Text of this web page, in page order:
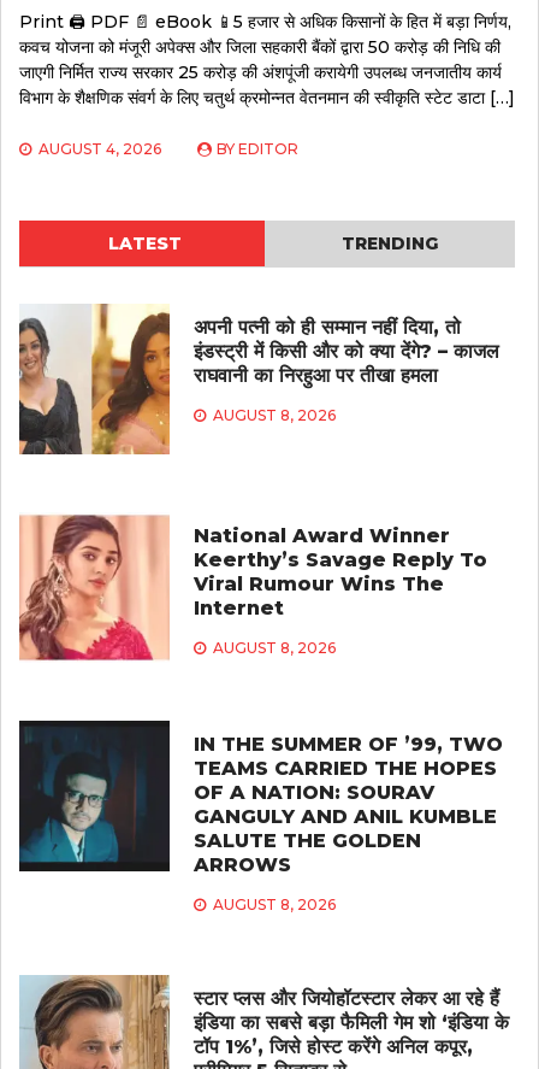
Print 🖨 PDF 📄 eBook 📱5 हजार से अधिक किसानों के हित में बड़ा निर्णय,
कवच योजना को मंजूरी अपेक्स और जिला सहकारी बैंकों द्वारा 50 करोड़ की निधि की
जाएगी निर्मित राज्य सरकार 25 करोड़ की अंशपूंजी करायेगी उपलब्ध जनजातीय कार्य
विभाग के शैक्षणिक संवर्ग के लिए चतुर्थ क्रमोन्नत वेतनमान की स्वीकृति स्टेट डाटा […]
AUGUST 4, 2026 BY EDITOR
LATEST TRENDING
अपनी पत्नी को ही सम्मान नहीं दिया, तो
इंडस्ट्री में किसी और को क्या देंगे? – काजल
राघवानी का निरहुआ पर तीखा हमला
AUGUST 8, 2026
National Award Winner
Keerthy’s Savage Reply To
Viral Rumour Wins The
Internet
AUGUST 8, 2026
IN THE SUMMER OF ’99, TWO
TEAMS CARRIED THE HOPES
OF A NATION: SOURAV
GANGULY AND ANIL KUMBLE
SALUTE THE GOLDEN
ARROWS
AUGUST 8, 2026
स्टार प्लस और जियोहॉटस्टार लेकर आ रहे हैं
इंडिया का सबसे बड़ा फैमिली गेम शो ‘इंडिया के
टॉप 1%’, जिसे होस्ट करेंगे अनिल कपूर,